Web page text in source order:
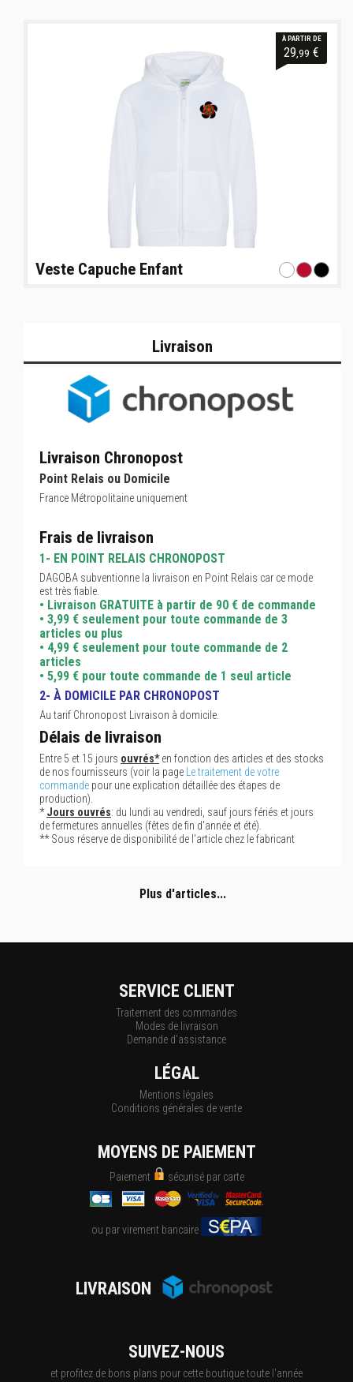
À PARTIR DE
29 ,99 €
Veste Capuche Enfant
Livraison
Livraison Chronopost
Point Relais ou Domicile
France Métropolitaine uniquement
Frais de livraison
1- EN POINT RELAIS CHRONOPOST
DAGOBA subventionne la livraison en Point Relais car ce mode
est très fiable.
• Livraison GRATUITE à partir de 90 € de commande
• 3,99 € seulement pour toute commande de 3
articles ou plus
• 4,99 € seulement pour toute commande de 2
articles
• 5,99 € pour toute commande de 1 seul article
2- À DOMICILE PAR CHRONOPOST
Au tarif Chronopost Livraison à domicile.
Délais de livraison
Entre 5 et 15 jours ouvrés*en fonction des articles et des stocks
de nos fournisseurs (voir la page
Le traitement de votre
commande pour une explication détaillée des étapes de
production).
*Jours ouvrés: du lundi au vendredi, sauf jours fériés et jours
de fermetures annuelles (fêtes de fin d'année et été).
** Sous réserve de disponibilité de l'article chez le fabricant
Plus d'articles...
SERVICE CLIENT
Traitement des commandes
Modes de livraison
Demande d'assistance
LÉGAL
Mentions légales
Conditions générales de vente
MOYENS DE PAIEMENT
Paiement sécurisé par carte
ou par virement bancaire
LIVRAISON
SUIVEZ-NOUS
et profitez de bons plans pour cette boutique toute l'année